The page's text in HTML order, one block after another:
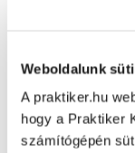
Weboldalunk
A praktiker.hu
hogy a Praktiker
számítógépén